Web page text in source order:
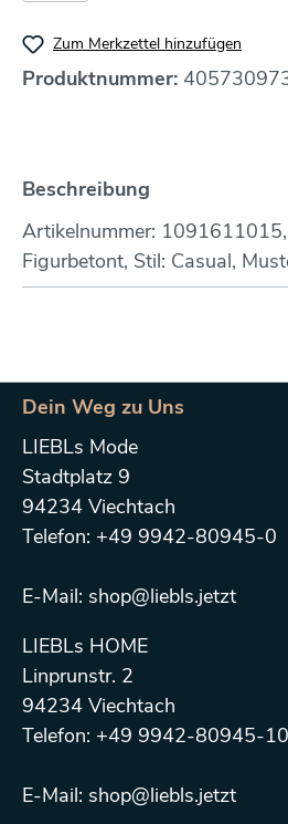
Zum Merkzettel hinzufügen
Produktnummer:
Beschreibung
Artikelnummer:
Figurbetont, Stil: Casual,
Dein Weg zu Uns
LIEBLs Mode
Stadtplatz 9
94234 Viechtach
Telefon: +49 9942-80945-0
E-Mail: shop@liebls.jetzt
LIEBLs HOME
Linprunstr. 2
94234 Viechtach
Telefon: +49 9942-80945-10
E-Mail: shop@liebls.jetzt